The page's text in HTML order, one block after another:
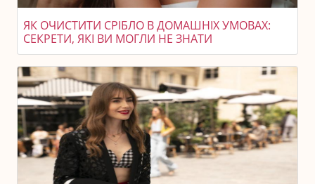
ЯК ОЧИСТИТИ СРІБЛО В ДОМАШНІХ УМОВАХ:
СЕКРЕТИ, ЯКІ ВИ МОГЛИ НЕ ЗНАТИ